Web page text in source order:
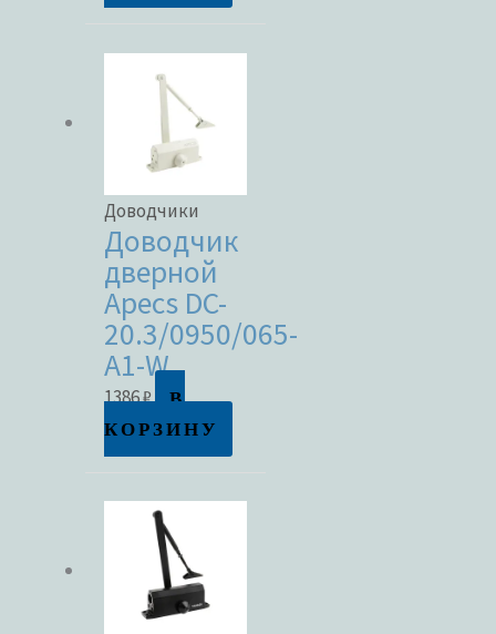
Доводчики
Доводчик
дверной
Apecs DC-
20.3/0950/065-
A1-W
1386₽
В
КОРЗИНУ